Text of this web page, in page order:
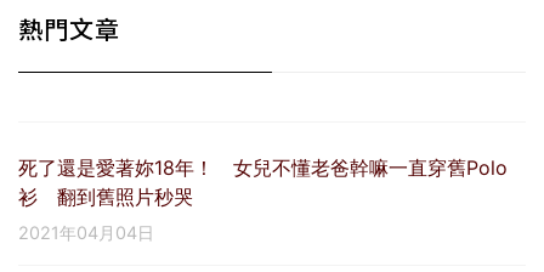
熱門文章
死了還是愛著妳18年！ 女兒不懂老爸幹嘛一直穿舊Polo
衫 翻到舊照片秒哭
2021年04月04日